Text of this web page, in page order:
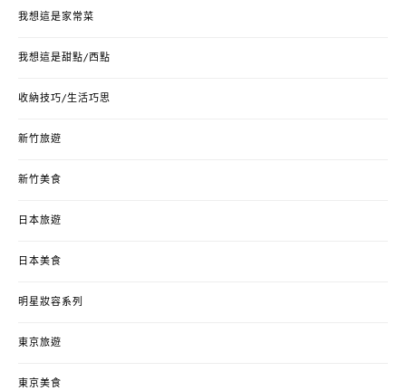
我想這是家常菜
我想這是甜點/西點
收納技巧/生活巧思
新竹旅遊
新竹美食
日本旅遊
日本美食
明星妝容系列
東京旅遊
東京美食